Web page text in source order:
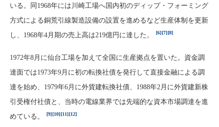
いる。同1968年には川崎工場へ国内初のディップ・フォーミング
方式による銅荒引線製造設備の設置を進めるなど生産体制を更新
し、1968年4月期の売上高は219億円に達した。
[6][7][8]
1972年8月に仙台工場を加えて全国に生産拠点を置いた。資金調
達面では1973年9月に初の転換社債を発行して直接金融による調
達を始め、1979年6月に外貨建転換社債、1988年2月に外貨建新株
引受権付社債と、当時の電線業界では先端的な資本市場調達を進
めている。
[9][10][11][12]